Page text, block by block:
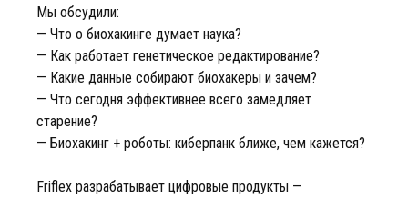
Мы обсудили:
— Что о биохакинге думает наука?
— Как работает генетическое редактирование?
— Какие данные собирают биохакеры и зачем?
— Что сегодня эффективнее всего замедляет
старение?
— Биохакинг + роботы: киберпанк ближе, чем кажется?
Friflex разрабатывает цифровые продукты —